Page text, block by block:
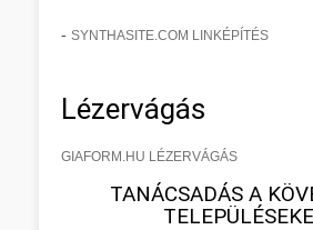
- SYNTHASITE.COM LINKÉPÍTÉS
Lézervágás
GIAFORM.HU LÉZERVÁGÁS
TANÁCSADÁS A